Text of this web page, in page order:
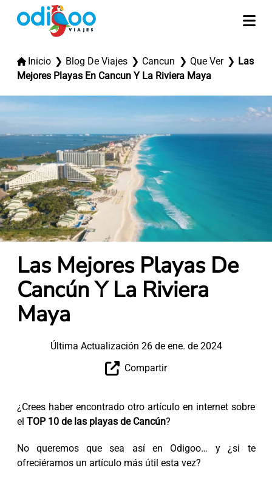
Inicio Blog De Viajes Cancun Que Ver
Las
Mejores Playas En Cancun Y La Riviera Maya
Las Mejores Playas De
Cancún Y La Riviera
Maya
Última Actualización 26 de ene. de 2024
Compartir
¿Crees haber encontrado otro artículo en internet sobre
el TOP 10 de las playas de Cancún?
No queremos que sea así en Odigoo… y ¿si te
ofreciéramos un artículo más útil esta vez?